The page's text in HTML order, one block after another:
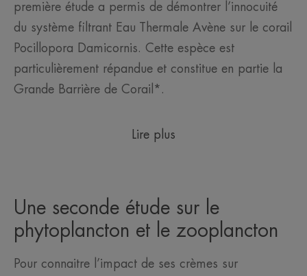
première étude a permis de démontrer l’innocuité
du système filtrant Eau Thermale Avène sur le corail
Pocillopora Damicornis. Cette espèce est
particulièrement répandue et constitue en partie la
Grande Barrière de Corail*.
Lire plus
Une seconde étude sur le
phytoplancton et le zooplancton
Pour connaitre l’impact de ses crèmes sur